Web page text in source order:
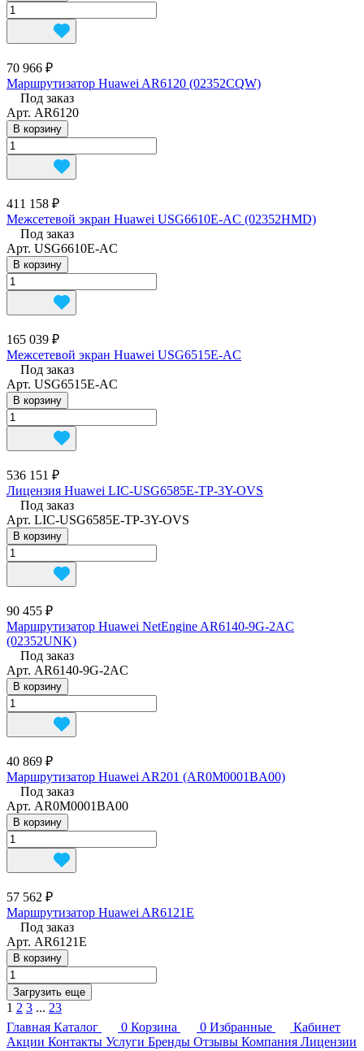
70 966 ₽
Маршрутизатор Huawei AR6120 (02352CQW)
Под заказ
Арт. AR6120
В корзину
411 158 ₽
Межсетевой экран Huawei USG6610E-AC (02352HMD)
Под заказ
Арт. USG6610E-AC
В корзину
165 039 ₽
Межсетевой экран Huawei USG6515E-AC
Под заказ
Арт. USG6515E-AC
В корзину
536 151 ₽
Лицензия Huawei LIC-USG6585E-TP-3Y-OVS
Под заказ
Арт. LIC-USG6585E-TP-3Y-OVS
В корзину
90 455 ₽
Маршрутизатор Huawei NetEngine AR6140-9G-2AC
(02352UNK)
Под заказ
Арт. AR6140-9G-2AC
В корзину
40 869 ₽
Маршрутизатор Huawei AR201 (AR0M0001BA00)
Под заказ
Арт. AR0M0001BA00
В корзину
57 562 ₽
Маршрутизатор Huawei AR6121E
Под заказ
Арт. AR6121E
В корзину
Загрузить еще
1 2 3 ... 23
Главная Каталог 0 Корзина 0 Избранные
Кабинет
Акции Контакты Услуги Бренды Отзывы Компания Лицензии